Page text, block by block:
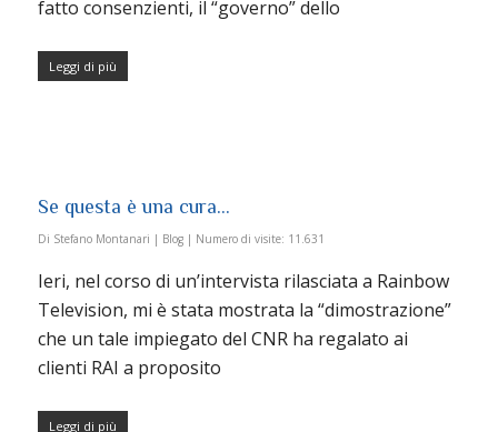
fatto consenzienti, il “governo” dello
Leggi di più
Se questa è una cura…
Di Stefano Montanari | Blog | Numero di visite: 11.631
Ieri, nel corso di un’intervista rilasciata a Rainbow
Television, mi è stata mostrata la “dimostrazione”
che un tale impiegato del CNR ha regalato ai
clienti RAI a proposito
Leggi di più